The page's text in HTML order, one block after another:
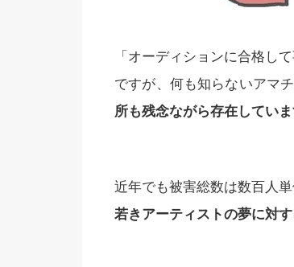
「オーディションに合格し
ですが、何も知らないアマ
所も残念ながら存在していま
近年でも被害総数は数百人
若きアーティストの夢に対